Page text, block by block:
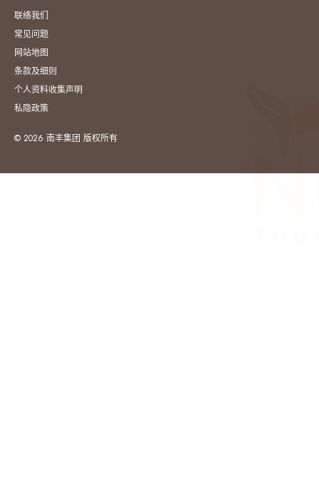
联络我们
常见问题
网站地图
条款及细则
个人资料收集声明
私隐政策
© 2026 南丰集团 版权所有